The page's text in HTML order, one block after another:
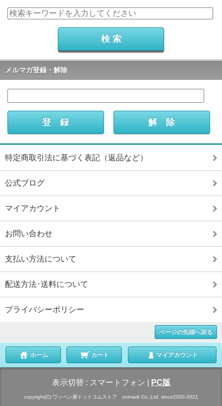
メルマガ登録・解除
特定商取引法に基づく表記（返品など）
公式ブログ
マイアカウント
お問い合わせ
支払い方法について
配送方法･送料について
プライバシーポリシー
ページの先頭へ戻る
ホーム カート マイアカウント
表示切替 : スマートフォン PC版
copyright(C) ワッペン屋ドットコムストア unimark Co.,Ltd. since2000-2021